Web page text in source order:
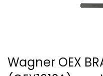
Wagner OEX